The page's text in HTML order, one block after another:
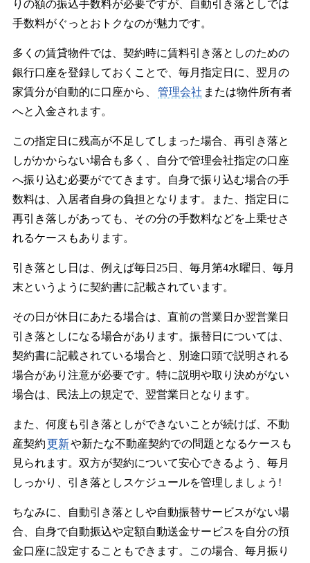
りの額の振込手数料が必要ですが、自動引き落としでは
手数料がぐっとおトクなのが魅力です。
多くの賃貸物件では、契約時に賃料引き落としのための
銀行口座を登録しておくことで、毎月指定日に、翌月の
家賃分が自動的に口座から、
管理会社 または物件所有者
へと入金されます。
この指定日に残高が不足してしまった場合、再引き落と
しがかからない場合も多く、自分で管理会社指定の口座
へ振り込む必要がでてきます。自身で振り込む場合の手
数料は、入居者自身の負担となります。また、指定日に
再引き落しがあっても、その分の手数料などを上乗せさ
れるケースもあります。
引き落とし日は、例えば毎日25日、毎月第4水曜日、毎月
末というように契約書に記載されています。
その日が休日にあたる場合は、直前の営業日か翌営業日
引き落としになる場合があります。振替日については、
契約書に記載されている場合と、別途口頭で説明される
場合があり注意が必要です。特に説明や取り決めがない
場合は、民法上の規定で、翌営業日となります。
また、何度も引き落としができないことが続けば、不動
産契約更新や新たな不動産契約での問題となるケースも
見られます。双方が契約について安心できるよう、毎月
しっかり、引き落としスケジュールを管理しましょう!
ちなみに、自動引き落としや自動振替サービスがない場
合、自身で自動振込や定額自動送金サービスを自分の預
金口座に設定することもできます。この場合、毎月振り